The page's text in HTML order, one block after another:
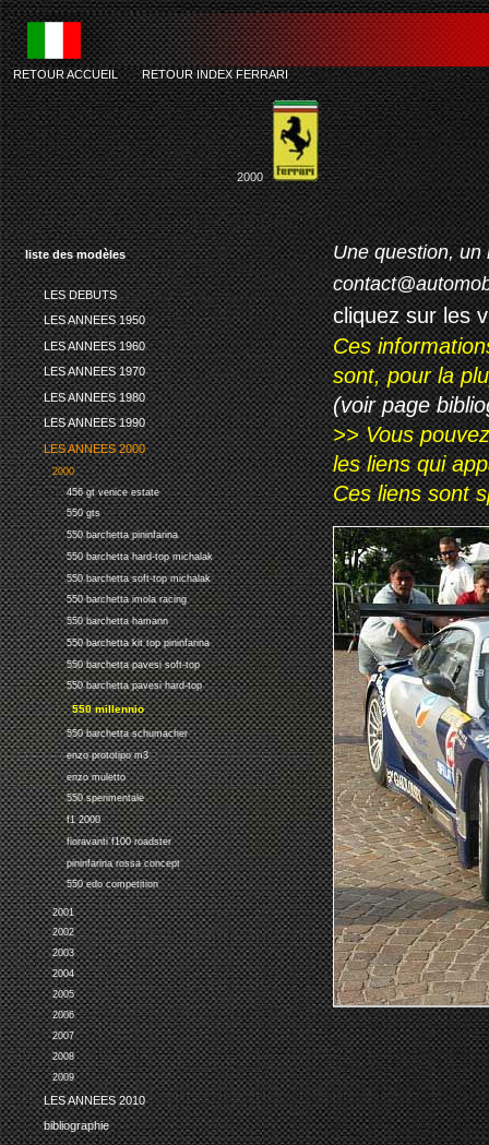
liste des modèles
LES DEBUTS
LES ANNEES 1950
LES ANNEES 1960
LES ANNEES 1970
LES ANNEES 1980
LES ANNEES 1990
LES ANNEES 2000
2000
456 gt venice estate
550 gts
550 barchetta pininfarina
550 barchetta hard-top michalak
550 barchetta soft-top michalak
550 barchetta imola racing
550 barchetta hamann
550 barchetta kit top pininfarina
550 barchetta pavesi soft-top
550 barchetta pavesi hard-top
550 millennio
550 barchetta schumacher
enzo prototipo m3
enzo muletto
550 sperimentale
f1 2000
fioravanti f100 roadster
pininfarina rossa concept
550 edo competition
2001
2002
2003
2004
2005
2006
2007
2008
2009
LES ANNEES 2010
bibliographie
RETOUR ACCUEIL-RETOUR INDEX FERRARI
2000
Une question, un
cliquez sur les
Ces
sont, pour la
(voir page
>> Vous
les liens qui
Ces liens sont